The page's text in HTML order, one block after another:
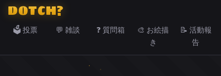
DOTCH?
🗳️ 投票 💬 雑談 ❓ 質問箱
🎨 お絵描
き
📝 活動報
告